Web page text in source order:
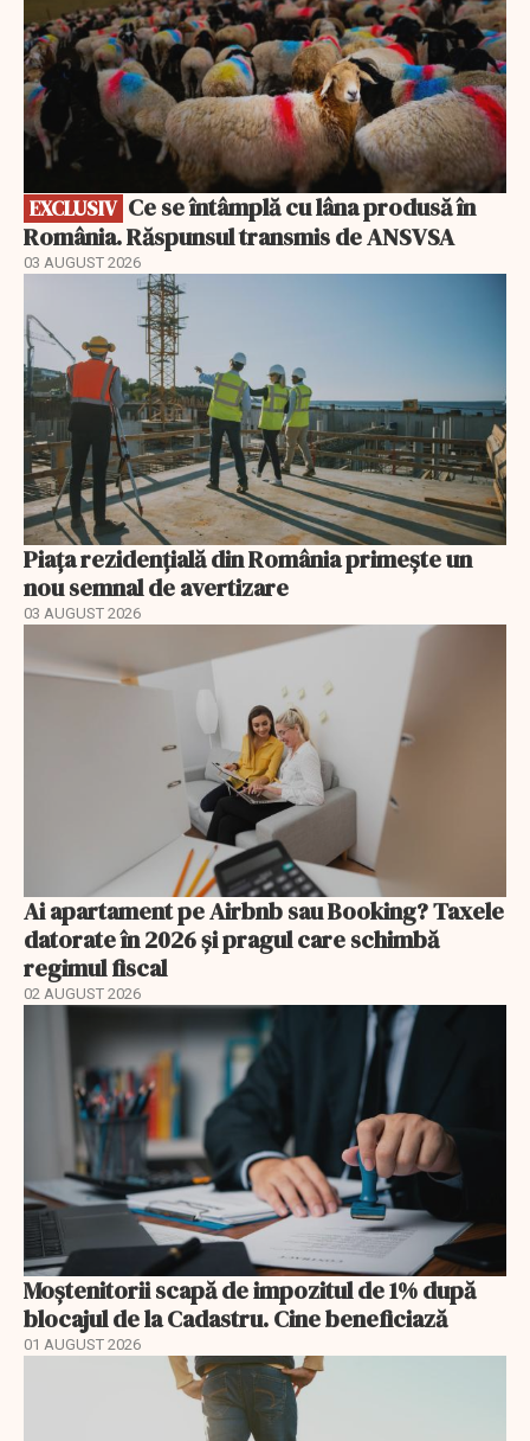
EXCLUSIV
România. Răspunsul transmis de ANSVSA
03 AUGUST 2026
Piața rezidențială din România primește un
nou semnal de avertizare
03 AUGUST 2026
Ai apartament pe Airbnb sau Booking? Taxele
datorate în 2026 și pragul care schimbă
regimul fiscal
02 AUGUST 2026
Moștenitorii scapă de impozitul de 1% după
blocajul de la Cadastru. Cine beneficiază
01 AUGUST 2026